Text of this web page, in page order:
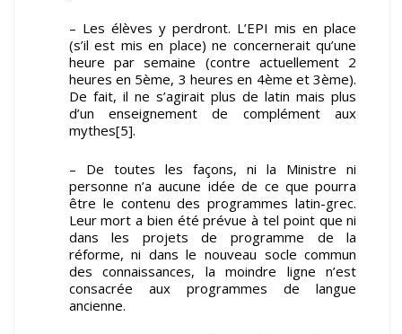
– Les élèves y perdront. L’EPI mis en place
(s’il est mis en place) ne concernerait qu’une
heure par semaine (contre actuellement 2
heures en 5ème, 3 heures en 4ème et 3ème).
De fait, il ne s’agirait plus de latin mais plus
d’un enseignement de complément aux
mythes[5].
– De toutes les façons, ni la Ministre ni
personne n’a aucune idée de ce que pourra
être le contenu des programmes latin-grec.
Leur mort a bien été prévue à tel point que ni
dans les projets de programme de la
réforme, ni dans le nouveau socle commun
des connaissances, la moindre ligne n’est
consacrée aux programmes de langue
ancienne.